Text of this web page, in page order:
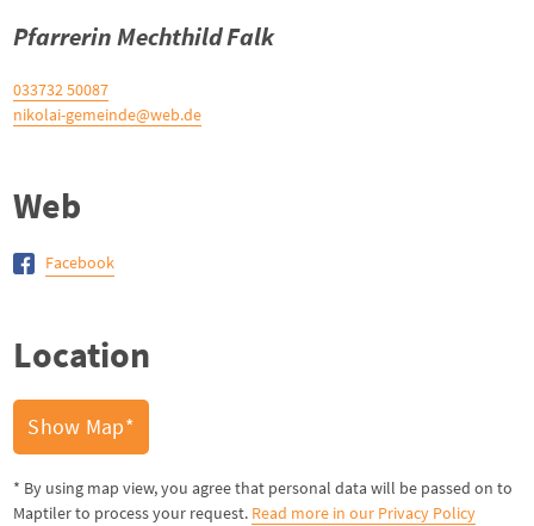
Pfarrerin Mechthild Falk
033732 50087
nikolai-gemeinde@web.de
Web
Facebook
Location
Show Map*
* By using map view, you agree that personal data will be passed on to
Maptiler to process your request. Read more in our Privacy Policy